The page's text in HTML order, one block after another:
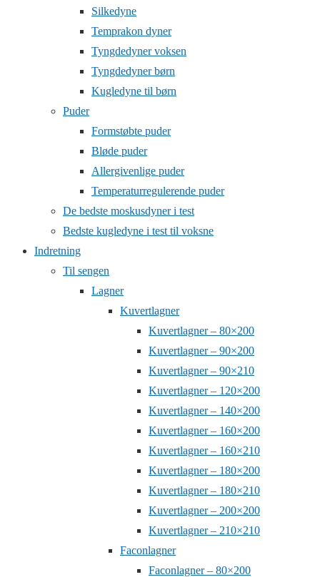
Silkedyne
Temprakon dyner
Tyngdedyner voksen
Tyngdedyner børn
Kugledyne til børn
Puder
Formstøbte puder
Bløde puder
Allergivenlige puder
Temperaturregulerende puder
De bedste moskusdyner i test
Bedste kugledyne i test til voksne
Indretning
Til sengen
Lagner
Kuvertlagner
Kuvertlagner – 80×200
Kuvertlagner – 90×200
Kuvertlagner – 90×210
Kuvertlagner – 120×200
Kuvertlagner – 140×200
Kuvertlagner – 160×200
Kuvertlagner – 160×210
Kuvertlagner – 180×200
Kuvertlagner – 180×210
Kuvertlagner – 200×200
Kuvertlagner – 210×210
Faconlagner
Faconlagner – 80×200